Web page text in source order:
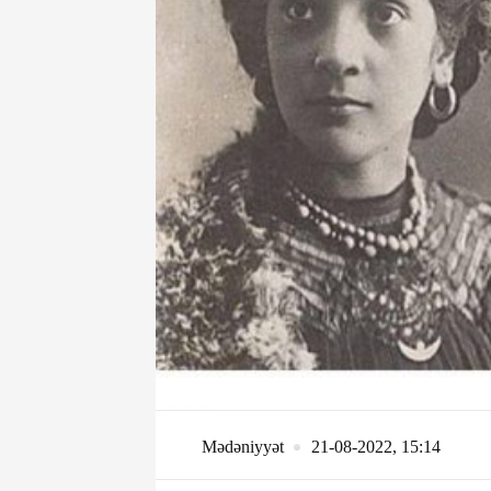
Mədəniyyət 21-08-2022, 15:14
geri
pullar və
iddiaların
kim
Ağdərədə mina partlayıb,
iki nəfər xəsarət alıb
Dünən, 18:16
bir nəfər
xəsarət alıb